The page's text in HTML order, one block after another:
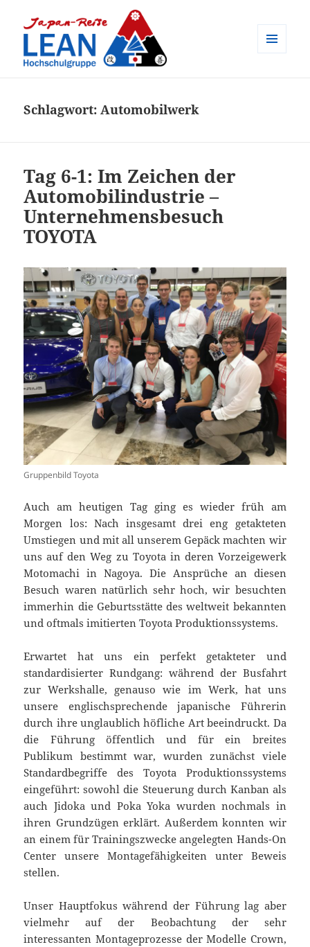
Hochschulgruppe e.V.
Schlagwort:Automobilwerk
Tag 6-1: Im Zeichen der
Automobilindustrie –
Unternehmensbesuch
TOYOTA
Gruppenbild Toyota
Auch am heutigen Tag ging es wieder früh am
Morgen los: Nach insgesamt drei eng getakteten
Umstiegen und mit all unserem Gepäck machten wir
uns auf den Weg zu Toyota in deren Vorzeigewerk
Motomachi in Nagoya. Die Ansprüche an diesen
Besuch waren natürlich sehr hoch, wir besuchten
immerhin die Geburtsstätte des weltweit bekannten
und oftmals imitierten Toyota Produktionssystems.
Erwartet hat uns ein perfekt getakteter und
standardisierter Rundgang: während der Busfahrt
zur Werkshalle, genauso wie im Werk, hat uns
unsere englischsprechende japanische Führerin
durch ihre unglaublich höfliche Art beeindruckt. Da
die Führung öffentlich und für ein breites
Publikum bestimmt war, wurden zunächst viele
Standardbegriffe des Toyota Produktionssystems
eingeführt: sowohl die Steuerung durch Kanban als
auch Jidoka und Poka Yoka wurden nochmals in
ihren Grundzügen erklärt. Außerdem konnten wir
an einem für Trainingszwecke angelegten Hands-On
Center unsere Montagefähigkeiten unter Beweis
stellen.
Unser Hauptfokus während der Führung lag aber
vielmehr auf der Beobachtung der sehr
interessanten Montageprozesse der Modelle Crown,